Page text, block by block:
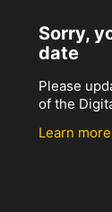
Sorry,
date
Please
of the
Learn more